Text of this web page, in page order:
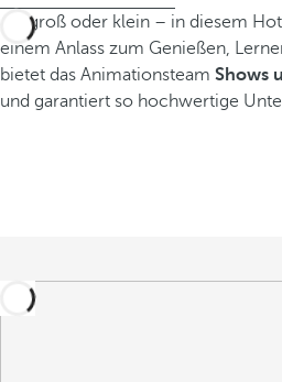
Ob groß oder klein – in diesem
einem Anlass zum Genießen,
bietet das Animationsteam Shows
und garantiert so hochwertige